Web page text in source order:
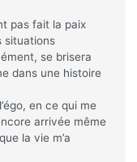
pas fait la paix
situations
se brisera
dans une histoire
en ce qui me
arrivée même
la vie m’a